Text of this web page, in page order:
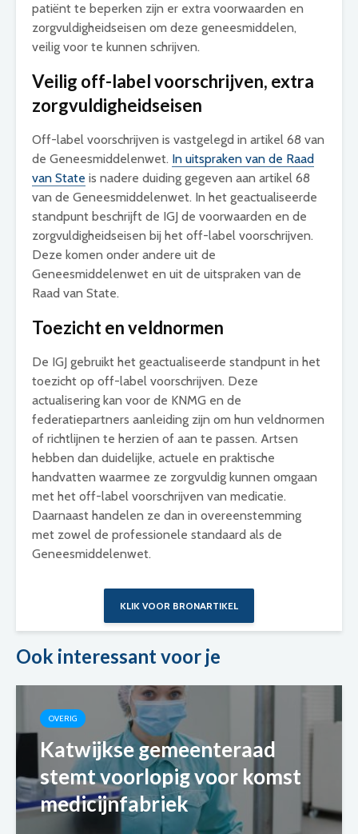
patiënt te beperken zijn er extra voorwaarden en
zorgvuldigheidseisen om deze geneesmiddelen,
veilig voor te kunnen schrijven.
Veilig off-label voorschrijven, extra
zorgvuldigheidseisen
Off-label voorschrijven is vastgelegd in artikel 68 van
de Geneesmiddelenwet. In uitspraken van de Raad
van State is nadere duiding gegeven aan artikel 68
van de Geneesmiddelenwet. In het geactualiseerde
standpunt beschrijft de IGJ de voorwaarden en de
zorgvuldigheidseisen bij het off-label voorschrijven.
Deze komen onder andere uit de
Geneesmiddelenwet en uit de uitspraken van de
Raad van State.
Toezicht en veldnormen
De IGJ gebruikt het geactualiseerde standpunt in het
toezicht op off-label voorschrijven. Deze
actualisering kan voor de KNMG en de
federatiepartners aanleiding zijn om hun veldnormen
of richtlijnen te herzien of aan te passen. Artsen
hebben dan duidelijke, actuele en praktische
handvatten waarmee ze zorgvuldig kunnen omgaan
met het off-label voorschrijven van medicatie.
Daarnaast handelen ze dan in overeenstemming
met zowel de professionele standaard als de
Geneesmiddelenwet.
KLIK VOOR BRONARTIKEL
Ook interessant voor je
OVERIG
Katwijkse gemeenteraad
stemt voorlopig voor komst
medicijnfabriek